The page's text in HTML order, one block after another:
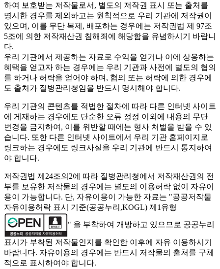
하여 보호받는 저작물로서, 별도의 저작권 표시 또는 출처를
명시한 경우를 제외하고는 원칙적으로 우리 기관에 저작권이
있으며, 이를 무단 복제, 배포하는 경우에는 저작권법 제 97조
5조에 의한 저작재산권 침해죄에 해당함을 유념하시기 바랍니
다.
우리 기관에서 제공하는 자료로 수익을 얻거나 이에 상응하는
혜택을 얻고자 하는 경우에는 우리 기관과 사전에 별도의 협의
를 하거나 허락을 얻어야 하며, 협의 또는 허락에 의한 경우에
도 출처가 질병관리청임을 반드시 명시해야 합니다.
우리 기관의 콘텐츠를 적법한 절차에 따라 다른 인터넷 사이트
에 게재하는 경우에도 단순한 오류 정정 이외에 내용의 무단
변경을 금지하여, 이를 위반할 때에는 형사 처벌을 받을 수 있
습니다. 또한 다른 인터넷 사이트에서 우리 기관 홈페이지로
링크하는 경우에도 링크사실을 우리 기관에 반드시 통지하여
야 합니다.
저작권법 제24조의2에 따라 질병관리청에서 저작재산권의 전
부를 보유한 저작물의 경우에는 별도의 이용허락 없이 자유이
용이 가능합니다. 단, 자유이용이 가능한 자료는 "공공저작물
자유이용허락 표시 기준(공공누리,KOGL) 제1유형
" 을 부착하여 개방하고 있으므로 공공누리
표시가 부착된 저작물인지를 확인한 이후에 자유 이용하시기
바랍니다. 자유이용의 경우에는 반드시 저작물의 출처를 구체
적으로 표시하여야 합니다.